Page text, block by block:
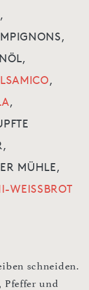
,
,
,
MÜHLE,
schneiden.
Pfeffer und